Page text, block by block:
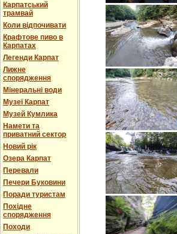
Карпатський
трамвай
Коли відпочивати
Крафтове пиво в
Карпатах
Легенди Карпат
Лижне
спорядження
Мінеральні води
Музеї Карпат
Музей Кумлика
Намети та
приватний сектор
Новий рік
Озера Карпат
Перевали
Печери Буковини
Поради туристам
Похідне
спорядження
Походи